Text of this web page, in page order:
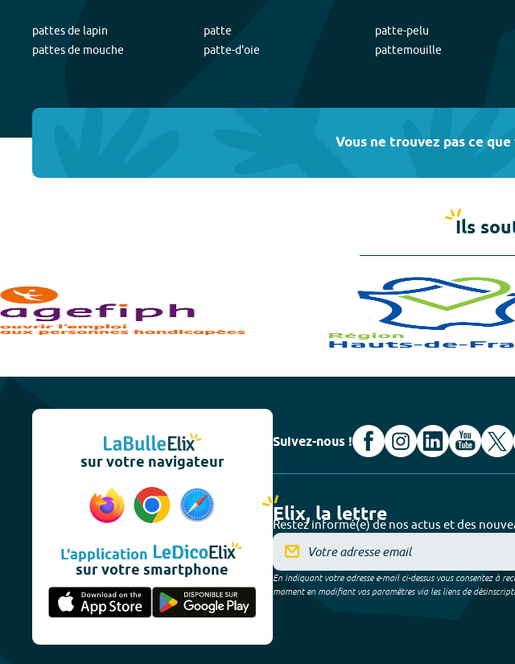
pattes de lapin
pattes de mouche
patte
patte-d'oie
patte-pelu
pattemouille
Vous ne trouvez pas ce
Ils
sur votre navigateur
L'application
sur votre smartphone
Suivez-nous !
Elix, la lettre
Restez informé(e) de nos actus et des
En indiquant votre adresse e-mail ci-dessus vous consentez à
moment en modifiant vos paramètres via les liens de